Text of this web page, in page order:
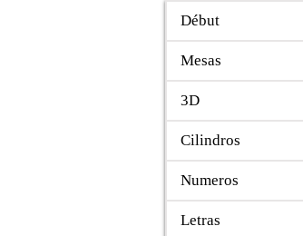
Début
Mesas
3D
Cilindros
Numeros
Letras